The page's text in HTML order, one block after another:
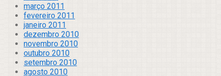
março 2011
fevereiro 2011
janeiro 2011
dezembro 2010
novembro 2010
outubro 2010
setembro 2010
agosto 2010